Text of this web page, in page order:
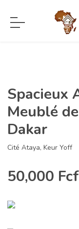
Spacieux
Meublé
Dakar
Cité Ataya, Keur Yoff
50,000